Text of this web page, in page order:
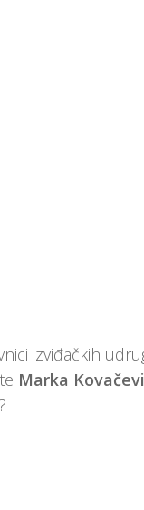
izviđačkih
Marka